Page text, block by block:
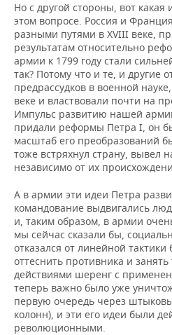
Но с другой стороны, вот какая
этом вопросе. Россия и
разными путями в XVIII веке,
результатам относительно
армии к 1799 году стали
так? Потому что и те, и другие
предрассудков в военной
веке и властвовали почти на
Импульс развитию нашей
придали реформы Петра I, он
масштаб его преобразований
тоже встряхнул страну, вывел
независимо от их
А в армии эти идеи Петра
командование выдвигались
и, таким образом, в армии
мы сейчас сказали бы,
отказался от линейной
оттеснить противника и
действиями шеренг с
теперь важно было уже
первую очередь через
колонн), и эти его идеи были
революционными.